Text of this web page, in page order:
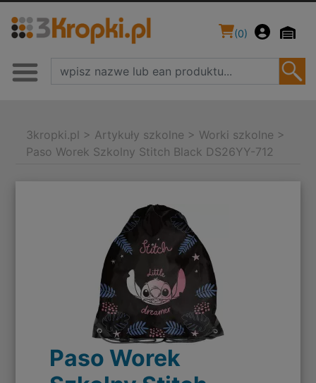
(0)
3kropki.pl > Artykuły szkolne > Worki szkolne >
Paso Worek Szkolny Stitch Black DS26YY-712
Paso Worek